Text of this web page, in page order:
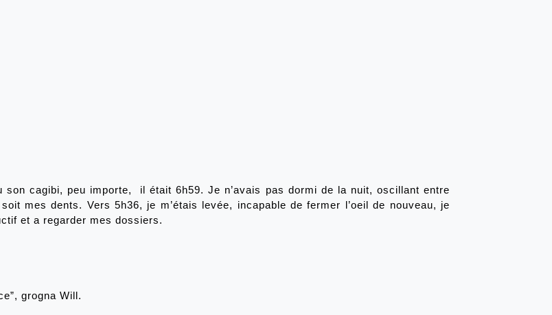
cagibi, peu importe,  il était 6h59. Je n’avais pas dormi de la nuit, oscillant entre
mes dents. Vers 5h36, je m’étais levée, incapable de fermer l’oeil de nouveau, je
et a regarder mes dossiers.
grogna Will.